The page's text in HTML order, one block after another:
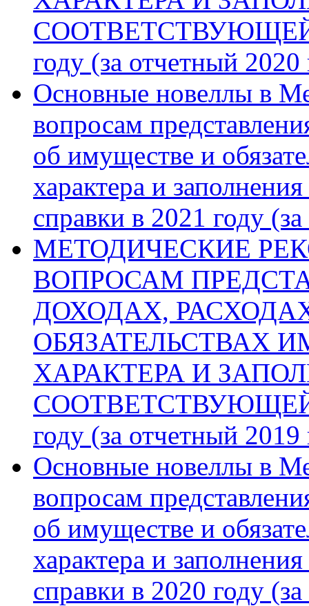
году (за отчетный 2020
Основные новеллы в
вопросам
об имуществе и
характера и
справки в 2021 году
МЕТОДИЧЕСКИЕ
ВОПРОСАМ
ДОХОДАХ,
ОБЯЗАТЕЛЬСТВАХ
ХАРАКТЕРА И
году (за отчетный 2019
Основные новеллы в
вопросам
об имуществе и
характера и
справки в 2020 году